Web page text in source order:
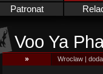
Patronat
Voo Ya
» Wroclaw |